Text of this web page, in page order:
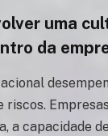
uma
da
riscos.
a capacidade